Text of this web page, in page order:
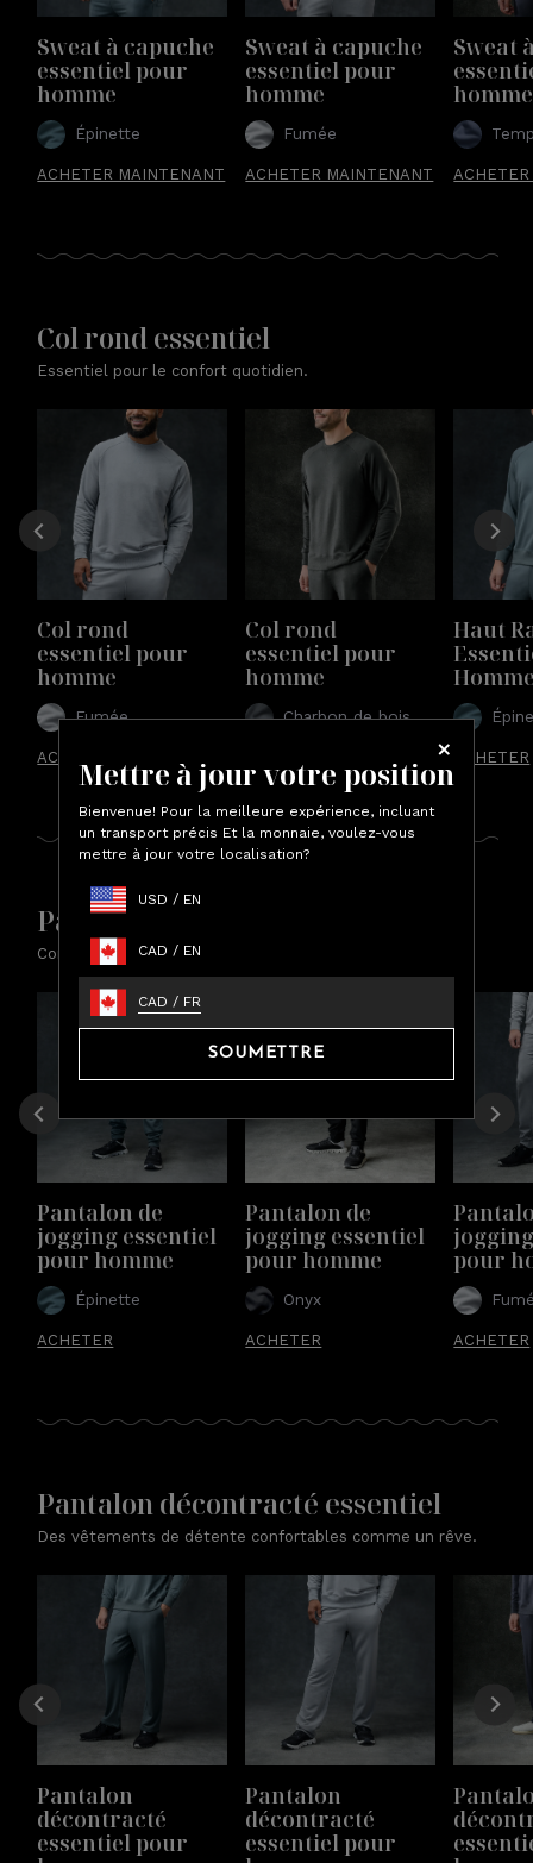
Mettre à jour votre position
Bienvenue! Pour la meilleure expérience, incluant
un transport précis Et la monnaie, voulez-vous
mettre à jour votre localisation?
USD / EN
CAD / EN
CAD / FR
SOUMETTRE
Sweat à capuche
essentiel pour
homme
Épinette
ACHETER MAINTENANT
Sweat à capuche
essentiel pour
homme
Fumée
ACHETER MAINTENANT
Sweat
homme
Col rond essentiel
Essentiel pour le confort quotidien.
Col rond
essentiel pour
homme
Fumée
ACHETER MAINTENANT
Col rond
essentiel pour
homme
Charbon de bois
Haut
ACHETER
Pantalon de jogging essentiel
Confort supérieur que vous pouvez porter.
Pantalon de
jogging essentiel
pour homme
Épinette
ACHETER
Pantalon de
jogging essentiel
pour homme
Onyx
ACHETER
pour
ACHETER
Pantalon décontracté essentiel
Des vêtements de détente confortables comme un rêve.
Pantalon
décontracté
essentiel pour
Pantalon
décontracté
essentiel pour